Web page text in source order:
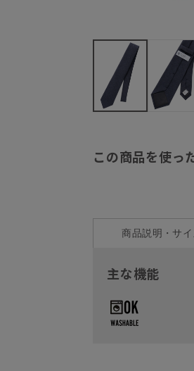
この商品を使っ
商品説明・サ
主な機能